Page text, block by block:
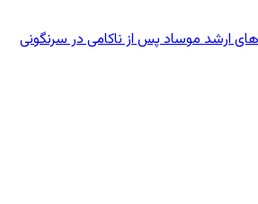
ارشد موساد پس از ناکامی در سرنگونی